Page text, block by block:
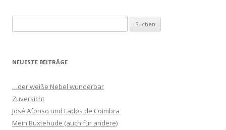
u
h
n
a
c
NEUESTE BEITRÄGE
…der weiße Nebel wunderbar
Zuversicht
José Afonso und Fados de Coimbra
Mein Buxtehude (auch für andere)